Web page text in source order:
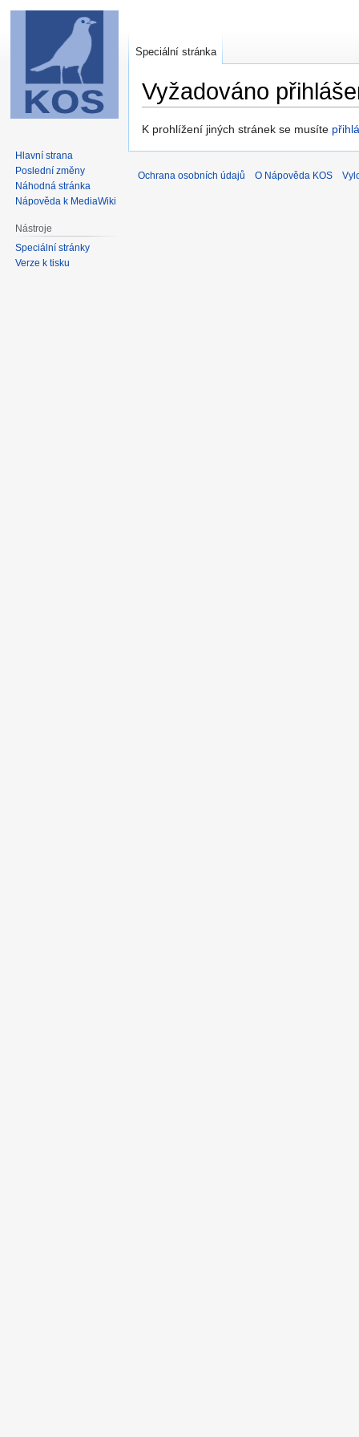
Vyžadováno
Skočit
Skočit
K prohlížení jiných stránek se musíte
Speciální stránka
Hlavní strana
Poslední změny
Náhodná stránka
Nápověda k MediaWiki
Nástroje
Speciální stránky
Verze k tisku
Ochrana osobních údajů O Nápověda KOS